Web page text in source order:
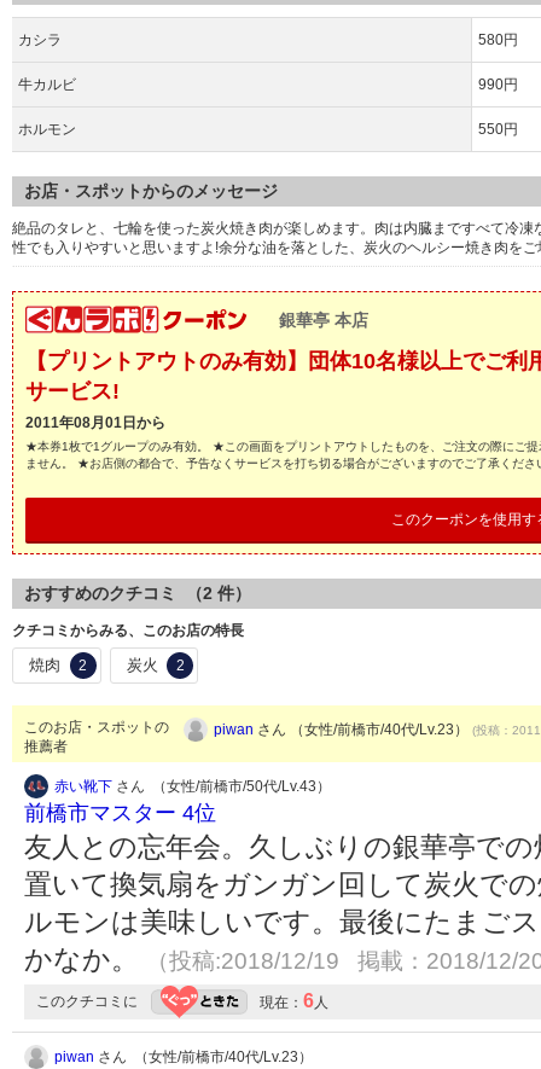
カシラ 580円
牛カルビ 990円
ホルモン 550円
お店・スポットからのメッセージ
絶品のタレと、七輪を使った炭火焼き肉が楽しめます。肉は内臓まですべて冷
性でも入りやすいと思いますよ!余分な油を落とした、炭火のヘルシー焼き肉を
銀華亭 本店
【プリントアウトのみ有効】団体10名様以上でご
サービス!
2011年08月01日から
★本券1枚で1グループのみ有効。 ★この画面をプリントアウトしたものを、ご注文の際にご
ません。 ★お店側の都合で、予告なくサービスを打ち切る場合がございますのでご了承くださ
このクーポンを使用す
おすすめのクチコミ （2 件）
クチコミからみる、このお店の特長
焼肉 2 炭火 2
このお店・スポットの
推薦者
piwan さん （女性/前橋市/40代/Lv.23） (投稿：
赤い靴下 さん （女性/前橋市/50代/Lv.43）
前橋市マスター 4位
友人との忘年会。久しぶりの銀華亭で
置いて換気扇をガンガン回して炭火で
ルモンは美味しいです。最後にたまご
かなか。
（投稿:2018/12/19 掲載：2018/12/
このクチコミに 現在： 6 人
piwan さん （女性/前橋市/40代/Lv.23）